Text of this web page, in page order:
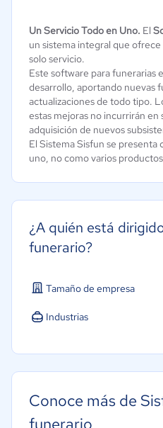
Un Servicio Todo en Uno. El
un sistema integral que
solo servicio.
Este software para funerarias
desarrollo, aportando nuevas
actualizaciones de todo tipo.
estas mejoras no incurrirán
adquisición de nuevos
El Sistema Sisfun se presenta
uno, no como varios
¿A quién está
funerario?
Tamaño de empresa
Micro: 1 a 9 trabajadores
Industrias
Conoce más de